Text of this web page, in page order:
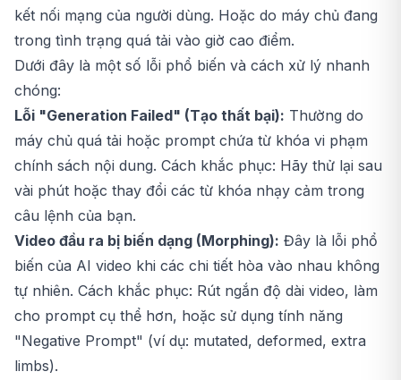
kết nối mạng của người dùng. Hoặc do máy chủ đang
trong tình trạng quá tải vào giờ cao điểm.
Dưới đây là một số lỗi phổ biến và cách xử lý nhanh
chóng:
Lỗi "Generation Failed" (Tạo thất bại): Thường do
máy chủ quá tải hoặc prompt chứa từ khóa vi phạm
chính sách nội dung. Cách khắc phục: Hãy thử lại sau
vài phút hoặc thay đổi các từ khóa nhạy cảm trong
câu lệnh của bạn.
Video đầu ra bị biến dạng (Morphing): Đây là lỗi phổ
biến của AI video khi các chi tiết hòa vào nhau không
tự nhiên. Cách khắc phục: Rút ngắn độ dài video, làm
cho prompt cụ thể hơn, hoặc sử dụng tính năng
"Negative Prompt" (ví dụ: mutated, deformed, extra
limbs).